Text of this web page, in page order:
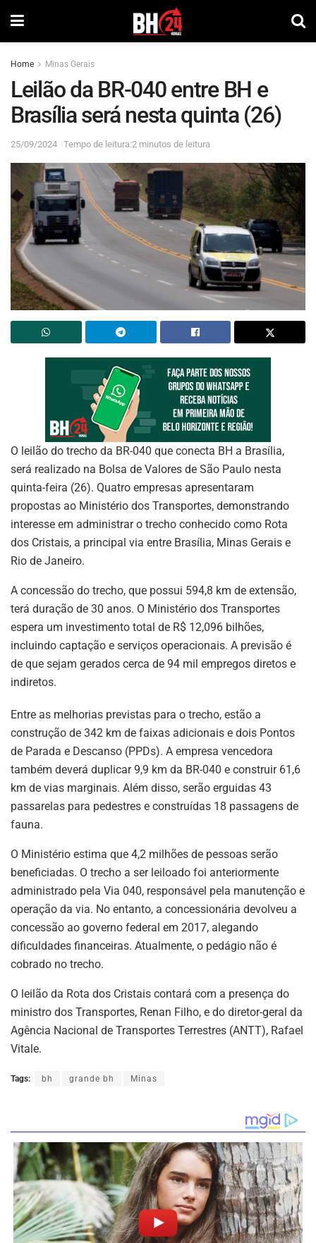
Home Minas Gerais
Leilão da BR-040 entre BH e
Brasília será nesta quinta (26)
25/09/2024 Tempo de leitura:2 minutos de leitura
O leilão do trecho da BR-040 que conecta BH a Brasília,
será realizado na Bolsa de Valores de São Paulo nesta
quinta-feira (26). Quatro empresas apresentaram
propostas ao Ministério dos Transportes, demonstrando
interesse em administrar o trecho conhecido como Rota
dos Cristais, a principal via entre Brasília, Minas Gerais e
Rio de Janeiro.
A concessão do trecho, que possui 594,8 km de extensão,
terá duração de 30 anos. O Ministério dos Transportes
espera um investimento total de R$ 12,096 bilhões,
incluindo captação e serviços operacionais. A previsão é
de que sejam gerados cerca de 94 mil empregos diretos e
indiretos.
Entre as melhorias previstas para o trecho, estão a
construção de 342 km de faixas adicionais e dois Pontos
de Parada e Descanso (PPDs). A empresa vencedora
também deverá duplicar 9,9 km da BR-040 e construir 61,6
km de vias marginais. Além disso, serão erguidas 43
passarelas para pedestres e construídas 18 passagens de
fauna.
O Ministério estima que 4,2 milhões de pessoas serão
beneficiadas. O trecho a ser leiloado foi anteriormente
administrado pela Via 040, responsável pela manutenção e
operação da via. No entanto, a concessionária devolveu a
concessão ao governo federal em 2017, alegando
dificuldades financeiras. Atualmente, o pedágio não é
cobrado no trecho.
O leilão da Rota dos Cristais contará com a presença do
ministro dos Transportes, Renan Filho, e do diretor-geral da
Agência Nacional de Transportes Terrestres (ANTT), Rafael
Vitale.
Tags: bh grande bh Minas